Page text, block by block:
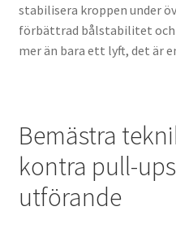
stabilisera kroppen under
förbättrad bålstabilitet och
mer än bara ett lyft, det är
Bemästra
kontra pull-
utförande